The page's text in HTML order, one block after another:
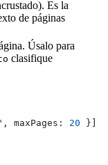
Es la
de páginas
Úsalo para
clasifique
, maxPages: 20 }]